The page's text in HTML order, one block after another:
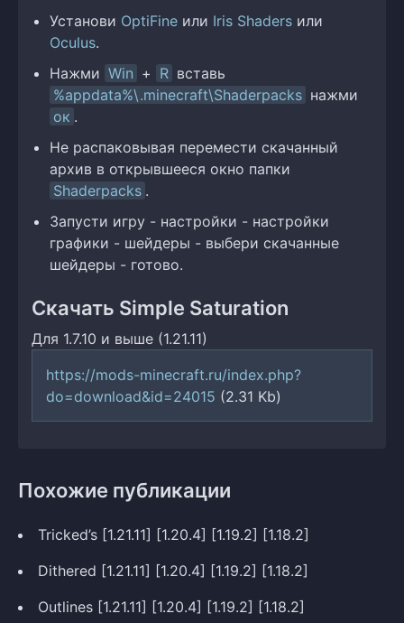
Установи OptiFine или Iris Shaders или
Oculus.
Нажми Win + R вставь
%appdata%\.minecraft\Shaderpacks нажми
ок .
Не распаковывая перемести скачанный
архив в открывшееся окно папки
Shaderpacks .
Запусти игру - настройки - настройки
графики - шейдеры - выбери скачанные
шейдеры - готово.
Скачать Simple Saturation
Для 1.7.10 и выше (1.21.11)
https://mods-minecraft.ru/index.php?
do=download&id=24015 (2.31 Kb)
Похожие публикации
Tricked’s [1.21.11] [1.20.4] [1.19.2] [1.18.2]
Dithered [1.21.11] [1.20.4] [1.19.2] [1.18.2]
Outlines [1.21.11] [1.20.4] [1.19.2] [1.18.2]